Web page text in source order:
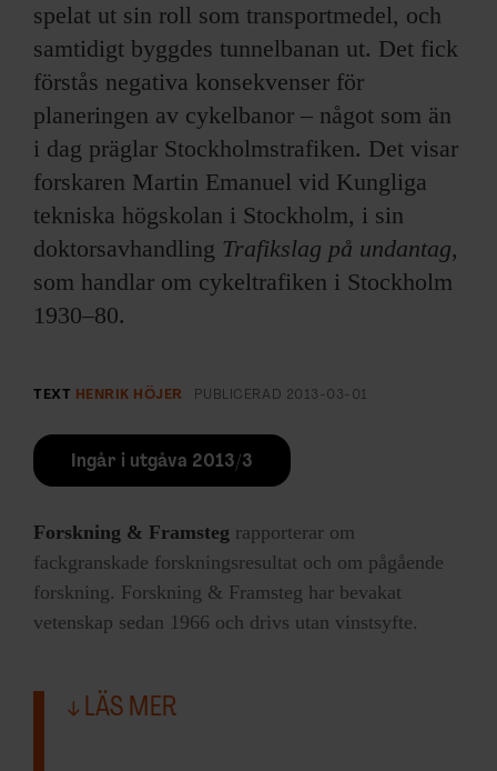
spelat ut sin roll som transportmedel, och
samtidigt byggdes tunnelbanan ut. Det fick
förstås negativa konsekvenser för
planeringen av cykelbanor – något som än
i dag präglar Stockholmstrafiken. Det visar
forskaren Martin Emanuel vid Kungliga
tekniska högskolan i Stockholm, i sin
doktorsavhandling Trafikslag på undantag,
som handlar om cykeltrafiken i Stockholm
1930–80.
TEXT HENRIK HÖJER PUBLICERAD 2013-03-01
Ingår i utgåva 2013/3
Forskning & Framsteg rapporterar om
fackgranskade forskningsresultat och om pågående
forskning. Forskning & Framsteg har bevakat
vetenskap sedan 1966 och drivs utan vinstsyfte.
LÄS MER